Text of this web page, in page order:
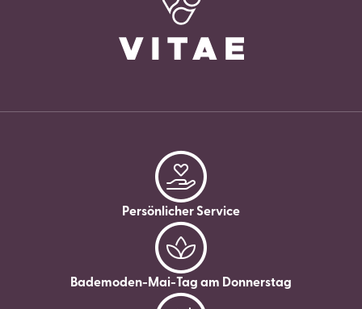
Persönlicher Service
Bademoden-Mai-Tag am Donnerstag